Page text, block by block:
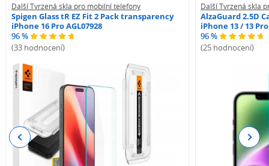
Další Tvrzená skla pro mobilní telefony
Spigen Glass tR EZ Fit 2 Pack transparency
iPhone 16 Pro AGL07928
96 %
(33 hodnocení)
Další Tvrzená skla
AlzaGuard 2.5D
iPhone 13 / 13 Pro
96 %
(25 hodnocení)
Previous Next